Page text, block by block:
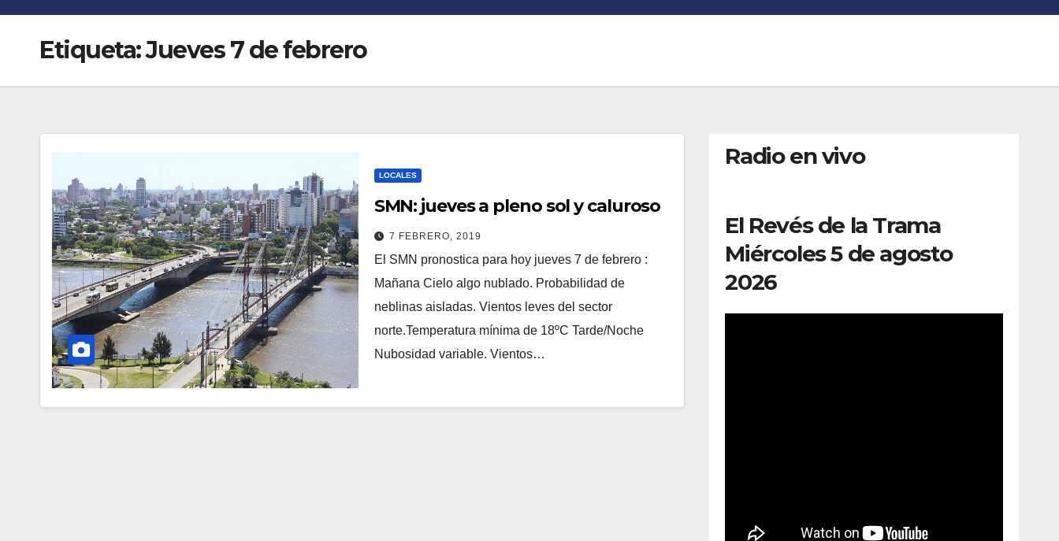
Etiqueta:Jueves 7 de febrero
LOCALES
SMN: jueves a pleno sol y caluroso
7 FEBRERO, 2019
El SMN pronostica para hoy jueves 7 de febrero :
Mañana Cielo algo nublado. Probabilidad de
neblinas aisladas. Vientos leves del sector
norte.Temperatura mínima de 18ºC Tarde/Noche
Nubosidad variable. Vientos…
Radio en vivo
El Revés de la Trama
Miércoles 5 de agosto
2026
n